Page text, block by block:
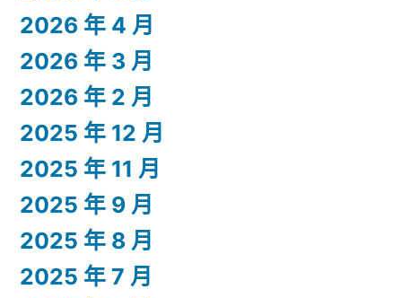
2026 年 4 月
2026 年 3 月
2026 年 2 月
2025 年 12 月
2025 年 11 月
2025 年 9 月
2025 年 8 月
2025 年 7 月